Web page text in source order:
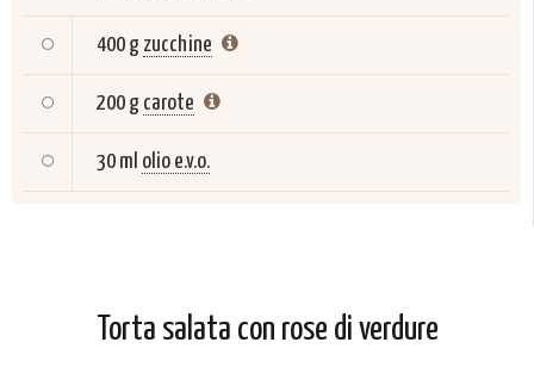
400 g zucchine
200 g carote
30 ml olio e.v.o.
Torta salata con rose di verdure